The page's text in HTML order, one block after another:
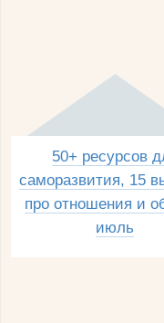
50+ ресурсов
саморазвития, 15
про отношения и
июль